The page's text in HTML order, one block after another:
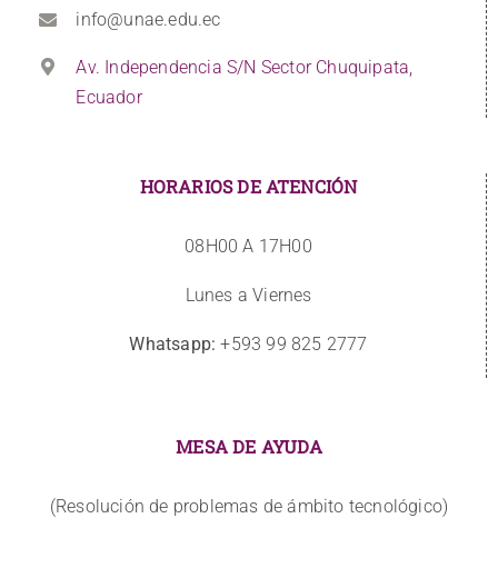
info@unae.edu.ec
Av. Independencia S/N Sector Chuquipata,
Ecuador
HORARIOS DE ATENCIÓN
08H00 A 17H00
Lunes a Viernes
Whatsapp: +593 99 825 2777
MESA DE AYUDA
(Resolución de problemas de ámbito tecnológico)